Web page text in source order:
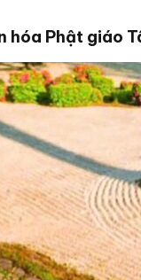
hóa Phật giáo